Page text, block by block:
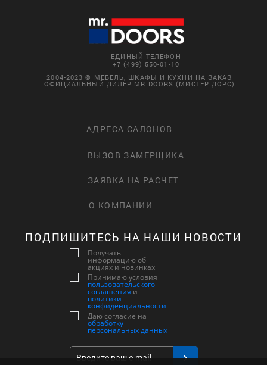
ЕДИНЫЙ ТЕЛЕФОН
+7 (499) 550-01-10
2004-2023 © МЕБЕЛЬ, ШКАФЫ И КУХНИ НА ЗАКАЗ
ОФИЦИАЛЬНЫЙ ДИЛЕР MR.DOORS (МИСТЕР ДОРС)
АДРЕСА САЛОНОВ
ВЫЗОВ ЗАМЕРЩИКА
ЗАЯВКА НА РАСЧЕТ
О КОМПАНИИ
ПОДПИШИТЕСЬ НА НАШИ НОВОСТИ
Получать
информацию об
акциях и новинках
Принимаю условия
пользовательского
соглашения и
политики
конфиденциальности
Даю согласие на
обработку
персональных данных